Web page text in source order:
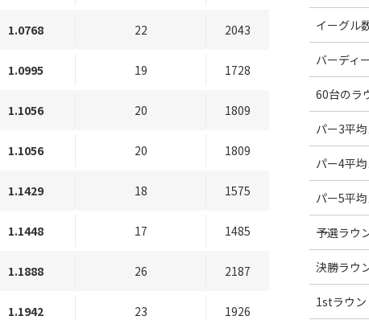
1.0768 22 2043
1.0995 19 1728
1.1056 20 1809
1.1056 20 1809
1.1429 18 1575
1.1448 17 1485
1.1888 26 2187
1.1942 23 1926
イーグル
バーディ
60台のラ
パー3平
パー4平
パー5平
予選ラウ
決勝ラウ
1stラウン